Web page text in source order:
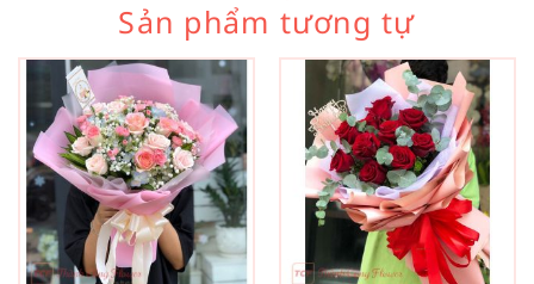
Sản phẩm tương tự